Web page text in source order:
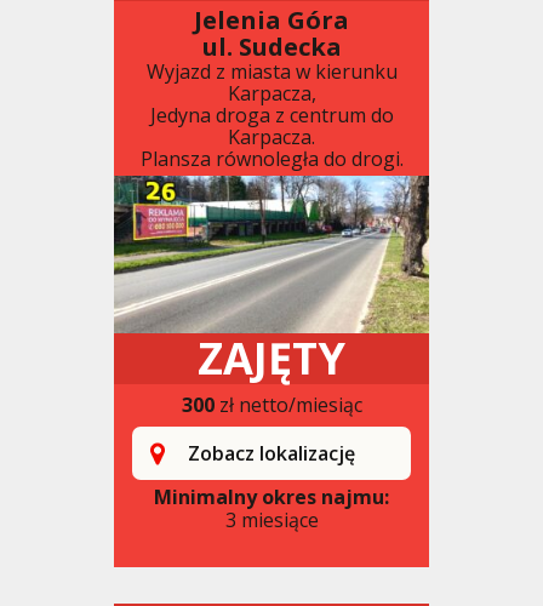
Jelenia Góra
ul. Sudecka
Wyjazd z miasta w kierunku
Karpacza,
Jedyna droga z centrum do
Karpacza.
Plansza równoległa do drogi.
ZAJĘTY
300zł netto/miesiąc
Zobacz lokalizację
Minimalny okres najmu:
3 miesiące